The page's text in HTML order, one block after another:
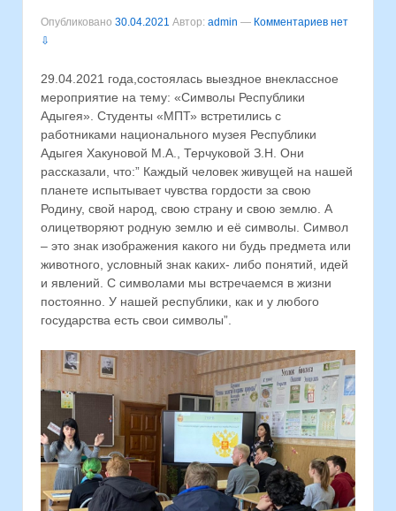
Опубликовано 30.04.2021 Автор: admin — Комментариев нет
⇩
29.04.2021 года,состоялась выездное внеклассное
мероприятие на тему: «Символы Республики
Адыгея». Студенты «МПТ» встретились с
работниками национального музея Республики
Адыгея Хакуновой М.А., Терчуковой З.Н. Они
рассказали, что:” Каждый человек живущей на нашей
планете испытывает чувства гордости за свою
Родину, свой народ, свою страну и свою землю. А
олицетворяют родную землю и её символы. Символ
– это знак изображения какого ни будь предмета или
животного, условный знак каких- либо понятий, идей
и явлений. С символами мы встречаемся в жизни
постоянно. У нашей республики, как и у любого
государства есть свои символы”.